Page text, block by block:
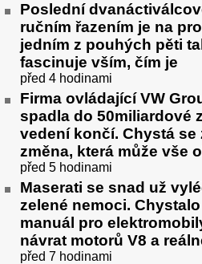
Poslední
ručním řazením je na
jedním z pouhých pěti
fascinuje vším, čím je
před 4 hodinami
Firma ovládající VW
spadla do 50miliardové
vedení končí. Chystá se
změna, která může vše
před 5 hodinami
Maserati se snad už
zelené nemoci.
manuál pro
návrat motorů V8 a
před 7 hodinami